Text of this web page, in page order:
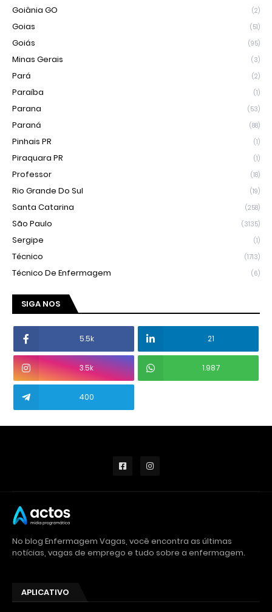
Goiânia GO (2)
Goias (51)
Goiás (95)
Minas Gerais (3)
Pará (2)
Paraíba (1)
Parana (53)
Paraná (88)
Pinhais PR (1)
Piraquara PR (1)
Professor (18)
Rio Grande Do Sul (19)
Santa Catarina (258)
São Paulo (3135)
Sergipe (1)
Técnico (1713)
Técnico De Enfermagem (6)
SIGA NOS
5.5k 21
3.5k 1.987
400
No blog Enfermagem Vagas, você encontra as últimas
notícias, vagas de emprego e tudo sobre a enfermagem.
APLICATIVO